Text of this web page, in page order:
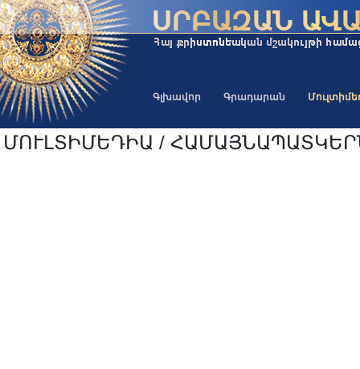
Գլխավոր Գրադարան
ՄՈՒԼՏԻՄԵԴԻԱ /